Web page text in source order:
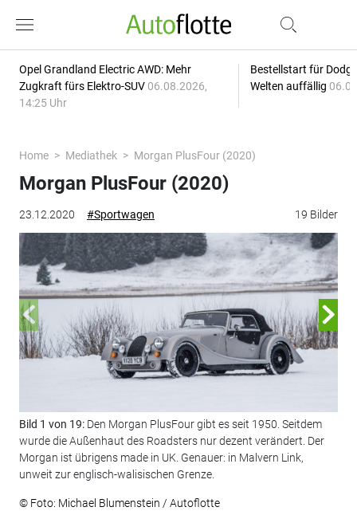
Opel Grandland Electric AWD: Mehr
Zugkraft fürs Elektro-SUV 06.08.2026,
14:25 Uhr
Bestellstart für
Welten auffällig
Home Mediathek Morgan PlusFour (2020)
23.12.2020 #Sportwagen 19 Bilder
Morgan PlusFour (2020)
Bild 1 von 19: Den Morgan PlusFour gibt es seit 1950. Seitdem
wurde die Außenhaut des Roadsters nur dezent verändert. Der
Morgan ist übrigens made in UK. Genauer: in Malvern Link,
unweit zur englisch-walisischen Grenze.
© Foto: Michael Blumenstein / Autoflotte